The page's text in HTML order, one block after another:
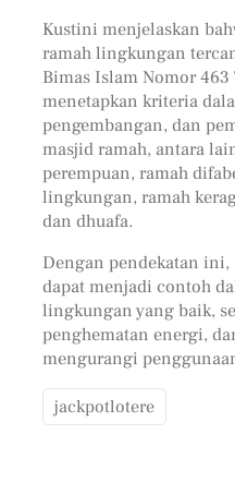
Kustini menjelaskan
ramah lingkungan
Bimas Islam Nomor 463
menetapkan kriteria
pengembangan, dan
masjid ramah, antara
perempuan, ramah
lingkungan, ramah
dan dhuafa.
Dengan pendekatan
dapat menjadi contoh
lingkungan yang baik,
penghematan energi,
mengurangi
jackpotlotere